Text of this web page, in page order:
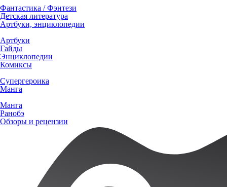
Фантастика / Фэнтези
Детская литература
Артбуки, энциклопедии
Артбуки
Гайды
Энциклопедии
Комиксы
Супергероика
Манга
Манга
Ранобэ
Обзоры и рецензии